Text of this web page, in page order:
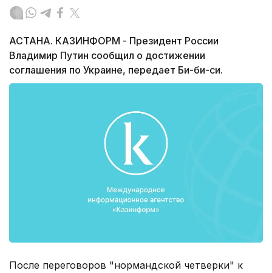
АСТАНА. КАЗИНФОРМ - Президент России
Владимир Путин сообщил о достижении
соглашения по Украине, передает Би-би-си.
После переговоров "нормандской четверки" к